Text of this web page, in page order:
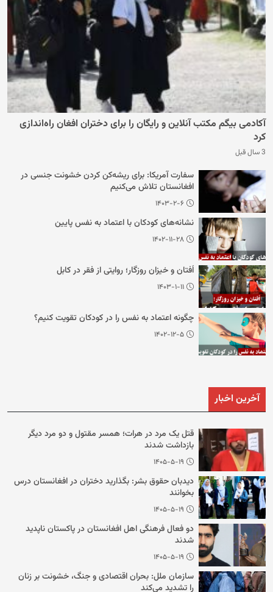
آکادمی بیگم مکتب آنلاین و رایگان را برای دختران افغان راه‌اندازی
کرد
3 سال قبل
سفارت آمریکا: برای ریشه‌کن کردن خشونت جنسی در
افغانستان تلاش می‌کنیم
۱۴۰۳-۲-۶
نشانه‌های کودکان با اعتماد به نفس پایین
۱۴۰۲-۱۱-۲۸
اُفتان و خیزان روزگار؛ روایتی از فقر در کابل
۱۴۰۳-۱-۱۱
چگونه اعتماد به نفس را در کودکان تقویت کنیم؟
۱۴۰۲-۱۲-۵
آخرین اخبار
قتل یک مرد در هرات؛ همسر مقتول و دو مرد دیگر
بازداشت شدند
۱۴۰۵-۵-۱۹
دیدبان حقوق بشر: بگذارید دختران در افغانستان درس
بخوانند
۱۴۰۵-۵-۱۹
دو فعال فرهنگی اهل افغانستان در پاکستان ناپدید
شدند
۱۴۰۵-۵-۱۹
سازمان ملل: بحران اقتصادی و جنگ، خشونت بر زنان
را تشدید می‌‌کند